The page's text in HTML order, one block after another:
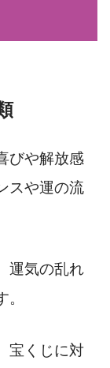
びや解放感
スや運の流
運気の乱れ
宝くじに対